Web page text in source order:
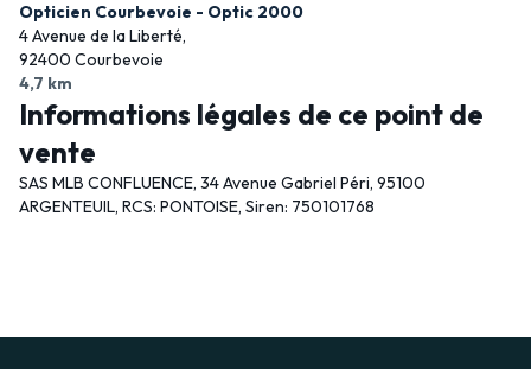
Opticien Courbevoie - Optic 2000
4 Avenue de la Liberté,
92400 Courbevoie
4,7 km
Informations légales de ce point de
vente
SAS MLB CONFLUENCE, 34 Avenue Gabriel Péri, 95100
ARGENTEUIL, RCS: PONTOISE, Siren: 750101768